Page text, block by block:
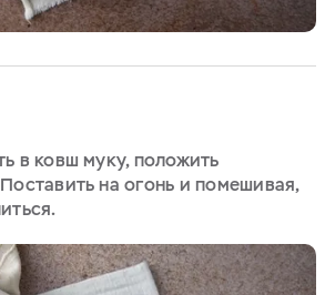
в ковш муку, положить
на огонь и помешивая,